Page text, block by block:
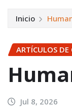
Inicio
ARTÍCULOS
Jul 8, 2026